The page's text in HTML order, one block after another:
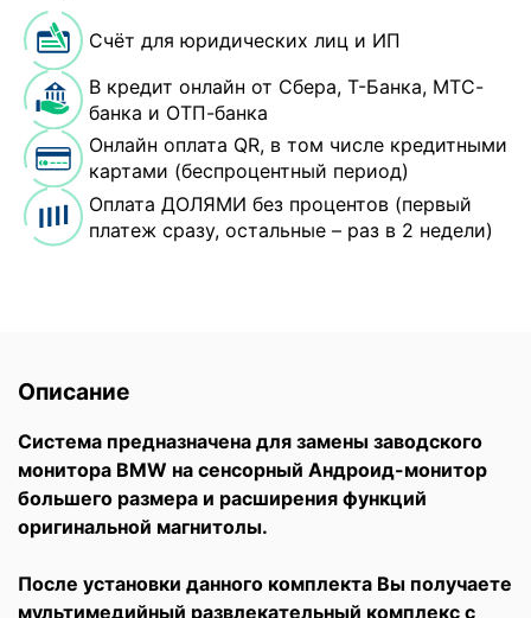
Счёт для юридических лиц и ИП
В кредит онлайн от Сбера, Т-Банка, МТС-
банка и ОТП-банка
Онлайн оплата QR, в том числе кредитными
картами (беспроцентный период)
Оплата ДОЛЯМИ без процентов (первый
платеж сразу, остальные – раз в 2 недели)
Описание
Система предназначена для замены заводского
монитора BMW на сенсорный Андроид-монитор
большего размера и расширения функций
оригинальной магнитолы.
После установки данного комплекта Вы получаете
мультимедийный развлекательный комплекс с